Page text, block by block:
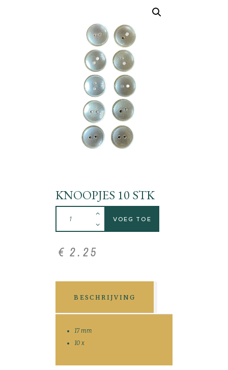
KNOOPJES 10 STK
VOEG TOE
€ 2. 25
BESCHRIJVING
17 mm
10 x